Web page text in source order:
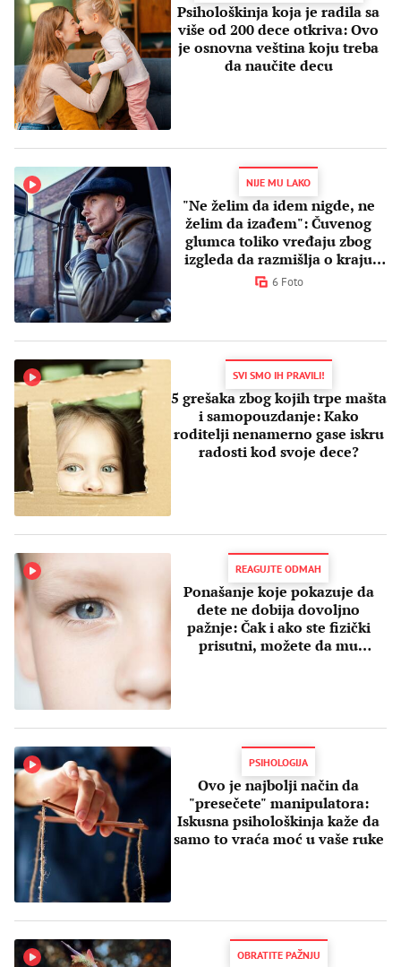
Psihološkinja koja je radila sa
više od 200 dece otkriva: Ovo
je osnovna veština koju treba
da naučite decu
NIJE MU LAKO
"Ne želim da idem nigde, ne
želim da izađem": Čuvenog
glumca toliko vređaju zbog
izgleda da razmišlja o kraju
karijere
6 Foto
SVI SMO IH PRAVILI!
5 grešaka zbog kojih trpe mašta
i samopouzdanje: Kako
roditelji nenamerno gase iskru
radosti kod svoje dece?
REAGUJTE ODMAH
Ponašanje koje pokazuje da
dete ne dobija dovoljno
pažnje: Čak i ako ste fizički
prisutni, možete da mu
PSIHOLOGIJA
Ovo je najbolji način da
"presečete" manipulatora:
Iskusna psihološkinja kaže da
samo to vraća moć u vaše ruke
OBRATITE PAŽNJU